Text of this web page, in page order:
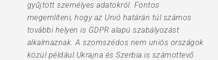
gyűjtött személyes adatokról. Fontos
megemlíteni, hogy az Unió határán túl számos
további helyen is GDPR alapú szabályozást
alkalmaznak. A szomszédos nem uniós országok
közül például Ukrajna és Szerbia is számottevő